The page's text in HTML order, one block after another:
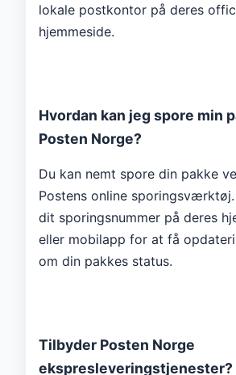
lokale postkontor på deres
hjemmeside.
Hvordan kan jeg spore min
Posten Norge?
Du kan nemt spore din pakke
Postens online
dit sporingsnummer på deres
eller mobilapp for at få
om din pakkes status.
Tilbyder Posten Norge
ekspresleveringstjenester?